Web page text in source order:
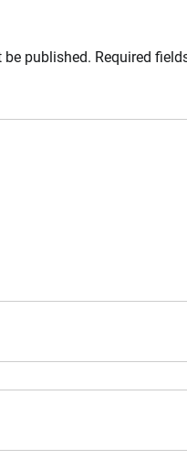
published. Required